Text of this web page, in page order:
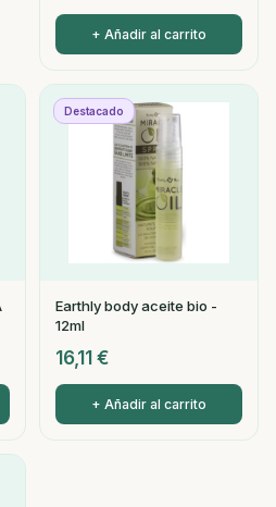
+ Añadir al carrito
Destacado
Earthly body aceite bio -
12ml
16,11 €
+ Añadir al carrito